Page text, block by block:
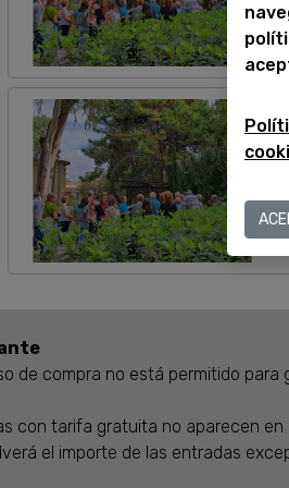
de compra no está permitido para
con tarifa gratuita no aparecen
el importe de las entradas